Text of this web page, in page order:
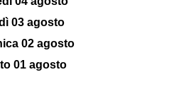
03 agosto
02 agosto
01 agosto